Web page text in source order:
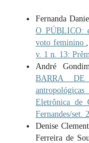
Fernanda
O PÚBLICO:
voto feminino
v. 1 n. 13:
André
BARRA DE
Eletrônica de
Fernandes/set.
Denise
Ferreira de